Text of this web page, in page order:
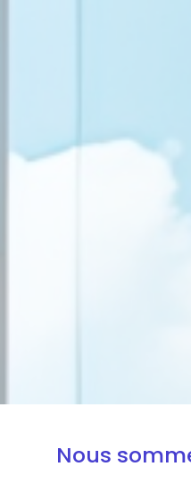
Nous